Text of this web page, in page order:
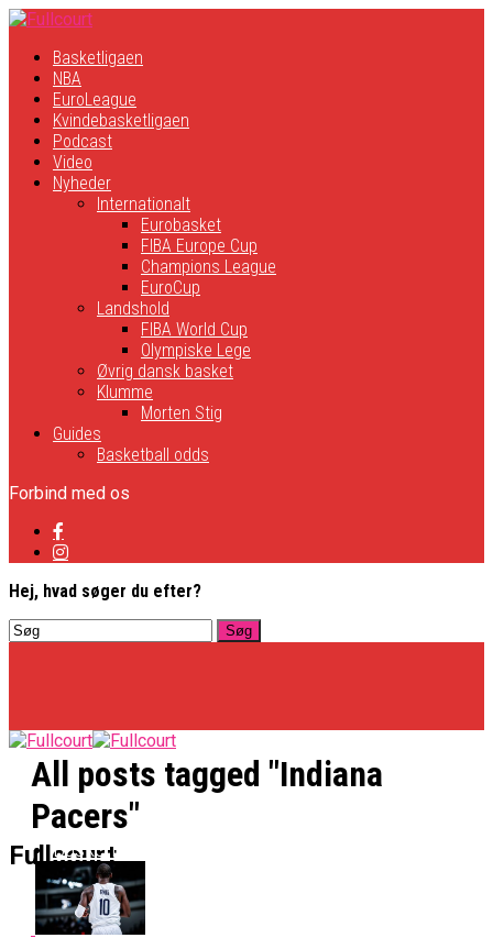
Basketligaen
NBA
EuroLeague
Kvindebasketligaen
Podcast
Video
Nyheder
Internationalt
Eurobasket
FIBA Europe Cup
Champions League
EuroCup
Landshold
FIBA World Cup
Olympiske Lege
Øvrig dansk basket
Klumme
Morten Stig
Guides
Basketball odds
Forbind med os
Hej, hvad søger du efter?
Fullcourt
Basketligaen
Officielt: Vejen Gafler Dansker Hos Rabbits
All posts tagged "Indiana
Pacers"